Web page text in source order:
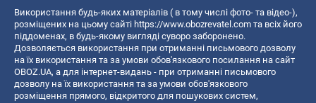
Використання будь-яких матеріалів ( в тому числі фото- та відео-),
розміщених на цьому сайті https://www.obozrevatel.com та всіх його
піддоменах, в будь-якому вигляді суворо заборонено.
Дозволяється використання при отриманні письмового дозволу
на їх використання та за умови обов'язкового посилання на сайт
OBOZ.UA, а для інтернет-видань - при отриманні письмового
дозволу на їх використання та за умови обов'язкового
розміщення прямого, відкритого для пошукових систем,